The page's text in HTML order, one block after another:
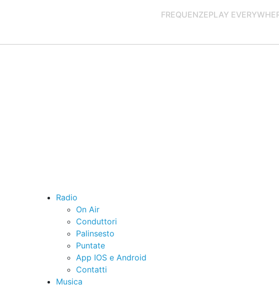
FREQUENZEPLAY
Radio
On Air
Conduttori
Palinsesto
Puntate
App IOS e Android
Contatti
Musica